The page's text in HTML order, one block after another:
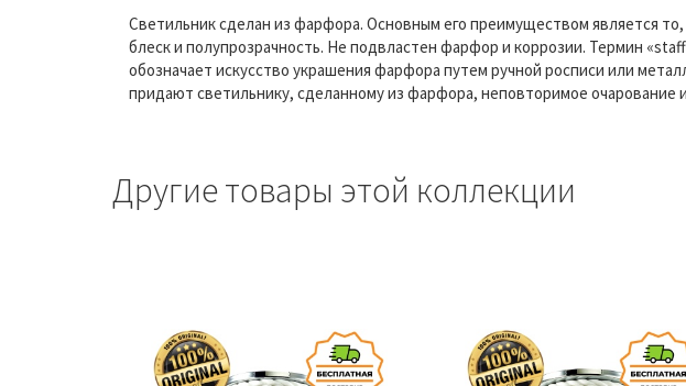
Светильник сделан из фарфора. Основным его преимуществом является
блеск и полупрозрачность. Не подвластен фарфор и коррозии. Термин
обозначает искусство украшения фарфора путем ручной росписи или
придают светильнику, сделанному из фарфора, неповторимое очарование
Другие товары этой коллекции